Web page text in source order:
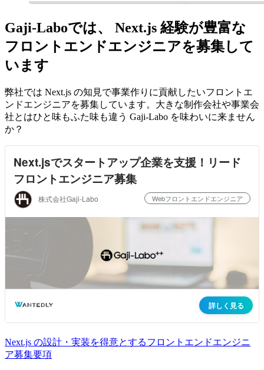
Gaji-Laboでは、 Next.js 経験が豊富な
フロントエンドエンジニアを募集して
います
弊社では Next.js の知見で事業作りに貢献したいフロントエ
ンドエンジニアを募集しています。大きな制作会社や事業会
社とはひと味もふた味も違う Gaji-Labo を味わいに来ません
か？
Next.js の設計・実装を得意とするフロントエンドエンジニ
ア募集要項